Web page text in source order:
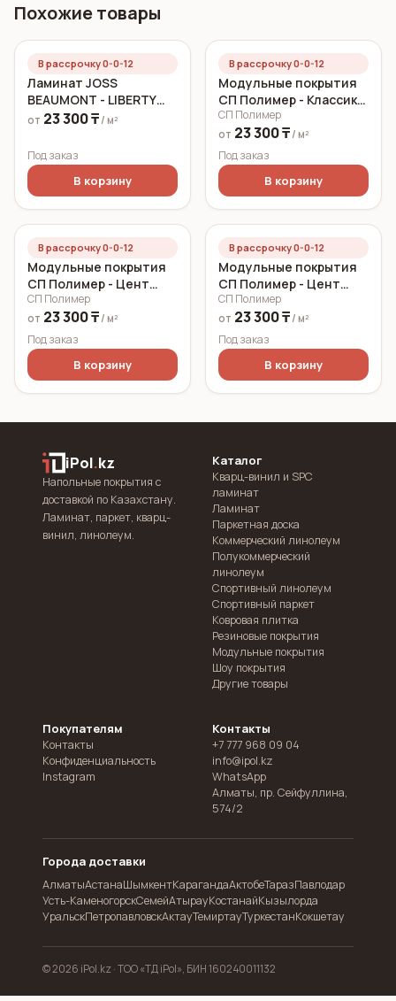
Похожие товары
В рассрочку 0-0-12
Ламинат JOSS
BEAUMONT - LIBERTY
12MM
от 23 300 ₸ / м²
Под заказ
В корзину
В рассрочку 0-0-12
Модульные покрытия
СП Полимер - Классик
Оранжевый 7 мм
СП Полимер
от 23 300 ₸ / м²
Под заказ
В корзину
В рассрочку 0-0-12
Модульные покрытия
СП Полимер - Цент
Серый 7 мм
СП Полимер
от 23 300 ₸ / м²
Под заказ
В корзину
В рассрочку 0-0-12
Модульные покрытия
СП Полимер - Цент
Синий 7 мм
СП Полимер
от 23 300 ₸ / м²
Под заказ
В корзину
iPol.kz
Напольные покрытия с
доставкой по Казахстану.
Ламинат, паркет, кварц-
винил, линолеум.
Каталог
Кварц-винил и SPC
ламинат
Ламинат
Паркетная доска
Коммерческий линолеум
Полукоммерческий
линолеум
Спортивный линолеум
Спортивный паркет
Ковровая плитка
Резиновые покрытия
Модульные покрытия
Шоу покрытия
Другие товары
Покупателям
Контакты
Конфиденциальность
Instagram
Контакты
+7 777 968 09 04
info@ipol.kz
WhatsApp
Алматы, пр. Сейфуллина,
574/2
Города доставки
АлматыАстанаШымкентКарагандаАктобеТаразПавлодар
Усть-КаменогорскСемейАтырауКостанайКызылорда
УральскПетропавловскАктауТемиртауТуркестанКокшетау
© 2026 iPol.kz · ТОО «ТД iPol», БИН 160240011132